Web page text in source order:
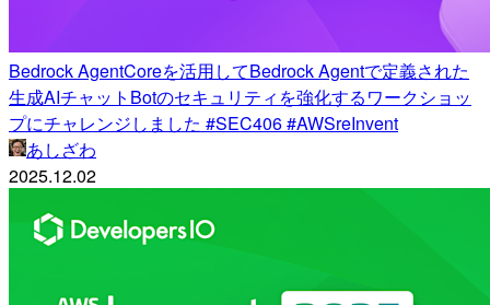
Bedrock AgentCoreを活用してBedrock Agentで定義された
生成AIチャットBotのセキュリティを強化するワークショッ
プにチャレンジしました #SEC406 #AWSreInvent
あしざわ
2025.12.02